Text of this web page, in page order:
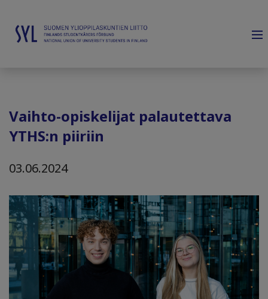
Vaihto-opiskelijat palautettava
YTHS:n piiriin
03.06.2024